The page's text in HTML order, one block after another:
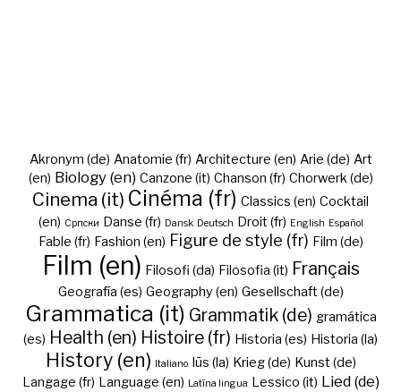
Akronym (de) Anatomie (fr) Architecture (en) Arie (de) Art
(en) Biology (en) Canzone (it) Chanson (fr) Chorwerk (de)
Cinema (it) Cinéma (fr) Classics (en) Cocktail
(en) Cрпски Danse (fr) Dansk Deutsch Droit (fr) English Español
Fable (fr) Fashion (en) Figure de style (fr) Film (de)
Film (en) Filosofi (da) Filosofia (it) Français
Geografía (es) Geography (en) Gesellschaft (de)
Grammatica (it) Grammatik (de) gramática
(es) Health (en) Histoire (fr) Historia (es) Historia (la)
History (en) Italiano Iūs (la) Krieg (de) Kunst (de)
Langage (fr) Language (en) Latīna lingua Lessico (it) Lied (de)